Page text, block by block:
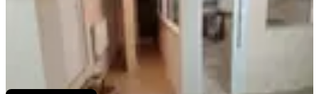
ROTA TİCARİ MÜLK EMLAK